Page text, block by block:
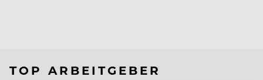
TOP ARBEITGEBER